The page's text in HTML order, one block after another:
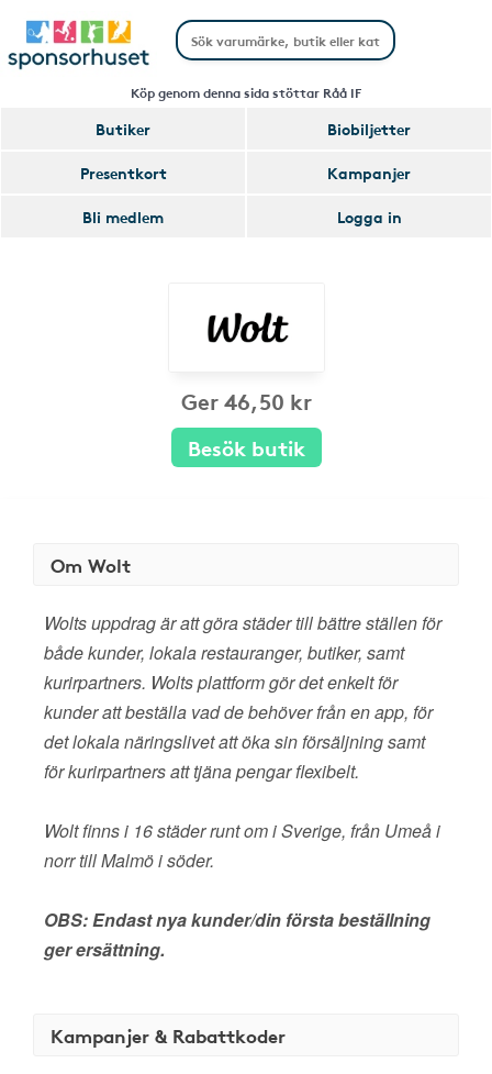
Köp genom denna sida stöttar Råå IF
Butiker
Biobiljetter
Presentkort
Kampanjer
Bli medlem
Logga in
Ger 46,50 kr
Besök butik
Om Wolt
Wolts uppdrag är att göra städer till bättre ställen för
både kunder, lokala restauranger, butiker, samt
kurirpartners. Wolts plattform gör det enkelt för
kunder att beställa vad de behöver från en app, för
det lokala näringslivet att öka sin försäljning samt
för kurirpartners att tjäna pengar flexibelt.
Wolt finns i 16 städer runt om i Sverige, från Umeå i
norr till Malmö i söder.
OBS: Endast nya kunder/din första beställning
ger ersättning.
Kampanjer & Rabattkoder